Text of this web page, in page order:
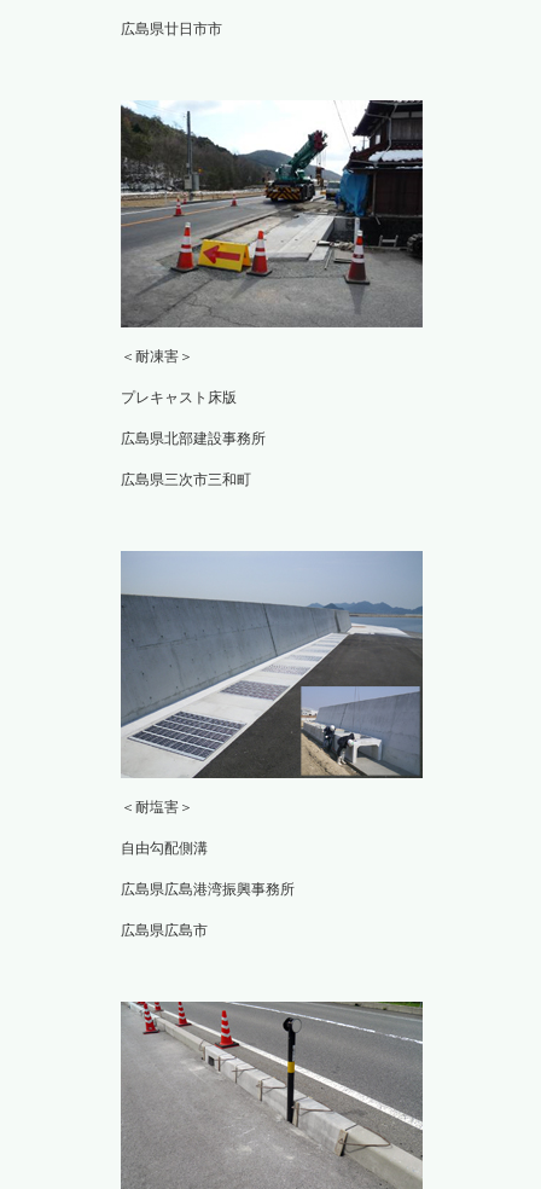
広島県廿日市市
＜耐凍害＞
プレキャスト床版
広島県北部建設事務所
広島県三次市三和町
＜耐塩害＞
自由勾配側溝
広島県広島港湾振興事務所
広島県広島市